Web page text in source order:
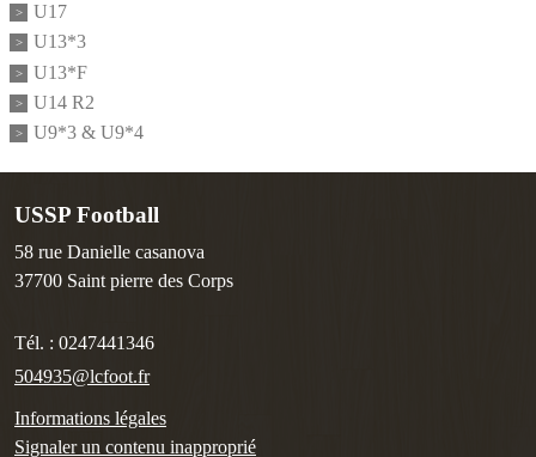
U17
U13*3
U13*F
U14 R2
U9*3 & U9*4
USSP Football
58 rue Danielle casanova
37700 Saint pierre des Corps
Tél. : 0247441346
504935@lcfoot.fr
Informations légales
Signaler un contenu inapproprié